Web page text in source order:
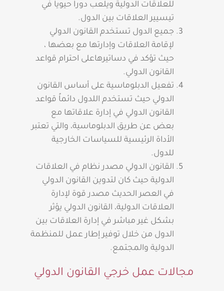
للعلاقات الدولية ويلعب دوراً حيوياً في
تيسيير العلاقات بين الدول.
جميع الدول تستخدم القانون الدولي
لإقامة العلاقات وإدارتها مع بعضها ،
حيث تؤكد في دساتيرهاعلى احترام قواعد
القانون الدولي.
تفعيل الدبلوماسية على أساس القانون
الدولي حيث تستخدم اللدول دائماً قواعد
القانون الدولي في إدارة علاقاتها مع
بعض عن طريق الدبلوماسية، والتي تعتبر
الأداة الرئيسية للسياسات الخارجية
للدول.
القانون الدولي مصدر نظام في العلاقات
الدولية حيث كان لتدوين القانون الدولي
في العصر الحديث مصدر قوة لإدارة
العلاقات الدولية، القانون الدولي يؤثر
بشكل غير مباشر في إدارة العلاقات بين
الدول من خلال توفير إطار عمل للمنظمة
الدولية والمجتمع.
مجالات عمل خرجي القانون الدولي